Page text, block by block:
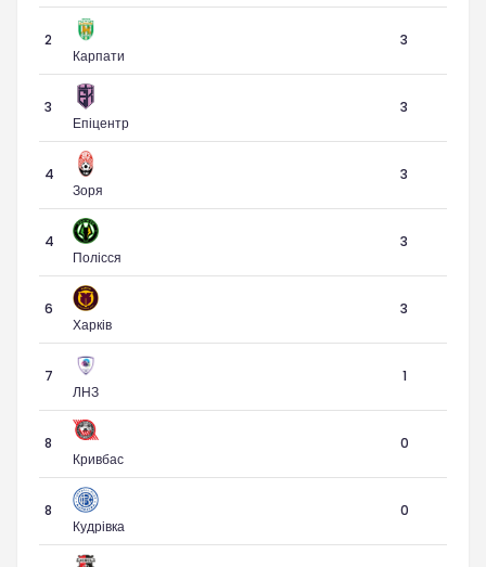
2
Карпати
3
3
Епіцентр
3
4
Зоря
3
4
Полісся
3
6
Харків
3
7
ЛНЗ
1
8
Кривбас
0
8
Кудрівка
0